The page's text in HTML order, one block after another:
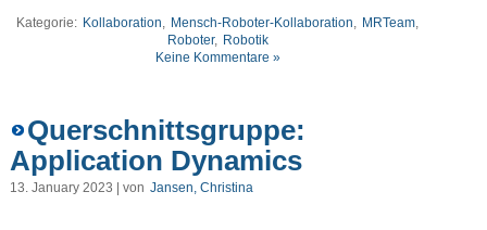
Kategorie: Kollaboration Mensch-Roboter-Kollaboration MRTeam,
Roboter, Robotik
Keine Kommentare »
Querschnittsgruppe:
Application Dynamics
13. January 2023 | von Jansen, Christina